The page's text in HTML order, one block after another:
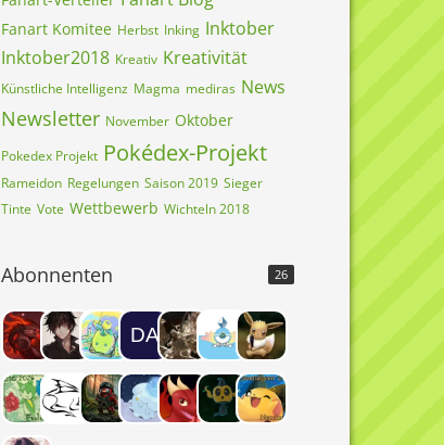
Fanart Komitee Herbst Inking Inktober
Inktober2018 Kreativ Kreativität
Künstliche Intelligenz Magma mediras News
Newsletter November Oktober
Pokedex Projekt Pokédex-Projekt
Rameidon Regelungen Saison 2019 Sieger
Tinte Vote Wettbewerb Wichteln 2018
Abonnenten 26